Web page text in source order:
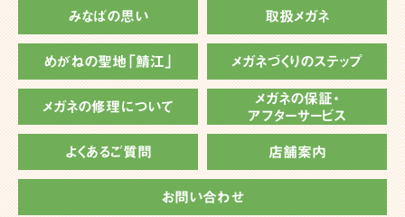
みなばの思い 取扱メガネ
めがねの聖地「鯖江」 メガネづくりのステップ
メガネの修理について
メガネの保証・
アフターサービス
よくあるご質問 店舗案内
お問い合わせ